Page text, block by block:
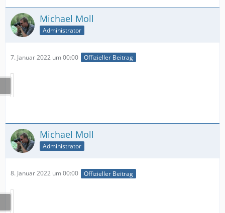
Michael Moll
Administrator
7. Januar 2022 um 00:00 Offizieller Beitrag
Michael Moll
Administrator
8. Januar 2022 um 00:00 Offizieller Beitrag